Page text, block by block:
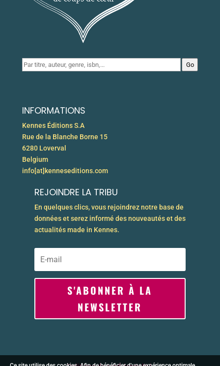
Go
INFORMATIONS
Kennes Éditions S.A
Rue de la Blanche Borne 15
6280 Loverval
Belgium
info[at]kenneseditions.com
REJOINDRE LA TRIBU
En quelques clics, vous rejoindrez notre base de
données et serez informé des nouveautés et des
actualités made in Kennes.
S'ABONNER À LA
NEWSLETTER